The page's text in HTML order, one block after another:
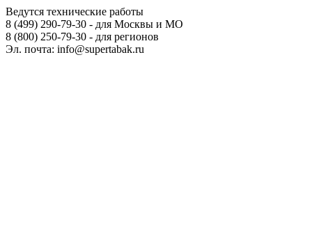
Ведутся технические работы
8 (499) 290-79-30 - для Москвы и МО
8 (800) 250-79-30 - для регионов
Эл. почта: info@supertabak.ru